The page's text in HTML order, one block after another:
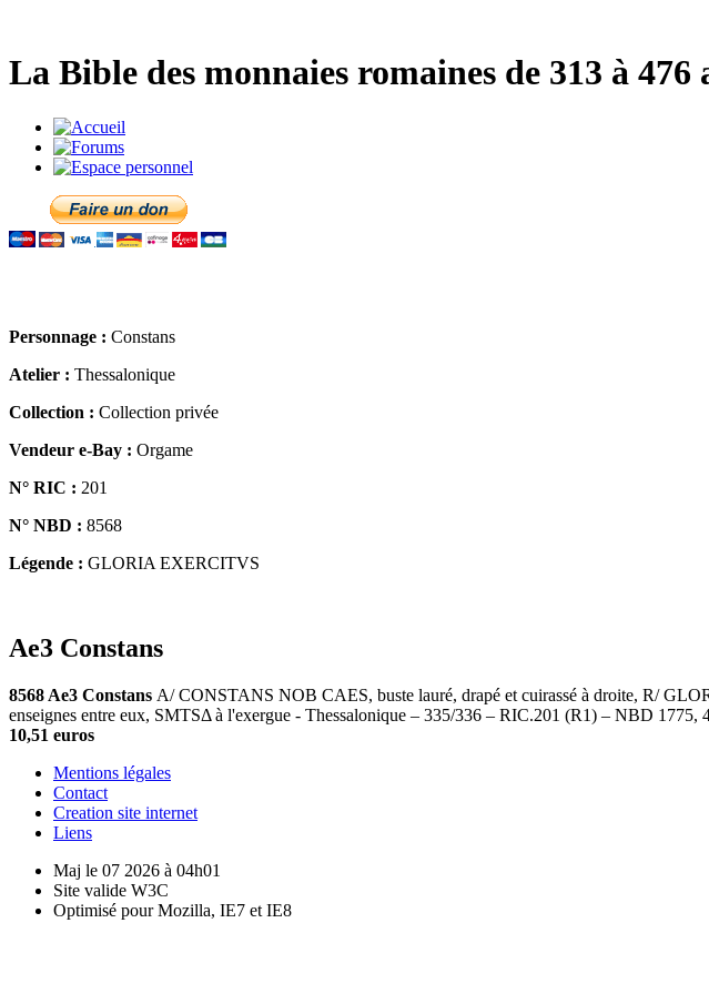
La Bible des monnaies romaines de 313 à 476
Personnage : Constans
Atelier : Thessalonique
Collection : Collection privée
Vendeur e-Bay : Orgame
N° RIC : 201
N° NBD : 8568
Légende : GLORIA EXERCITVS
Ae3 Constans
8568 Ae3 Constans A/ CONSTANS NOB CAES, buste lauré, drapé et cuirassé à droite, R/
enseignes entre eux, SMTSΔ à l'exergue - Thessalonique – 335/336 – RIC.201 (R1) – NBD
10,51 euros
Mentions légales
Contact
Creation site internet
Liens
Maj le 07 2026 à 04h01
Site valide W3C
Optimisé pour Mozilla, IE7 et IE8